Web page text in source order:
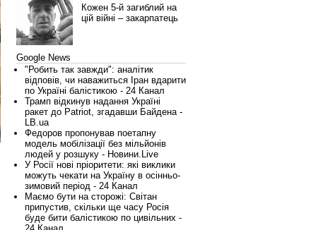
Кожен 5-й загиблий на
цій війні – закарпатець
Google News
"Робить так завжди": аналітик
відповів, чи наважиться Іран вдарити
по Україні балістикою - 24 Канал
Трамп відкинув надання Україні
ракет до Patriot, згадавши Байдена -
LB.ua
Федоров пропонував поетапну
модель мобілізації без мільйонів
людей у розшуку - Новини.Live
У Росії нові пріоритети: які виклики
можуть чекати на Україну в осінньо-
зимовий період - 24 Канал
Маємо бути на сторожі: Світан
припустив, скільки ще часу Росія
буде бити балістикою по цивільних -